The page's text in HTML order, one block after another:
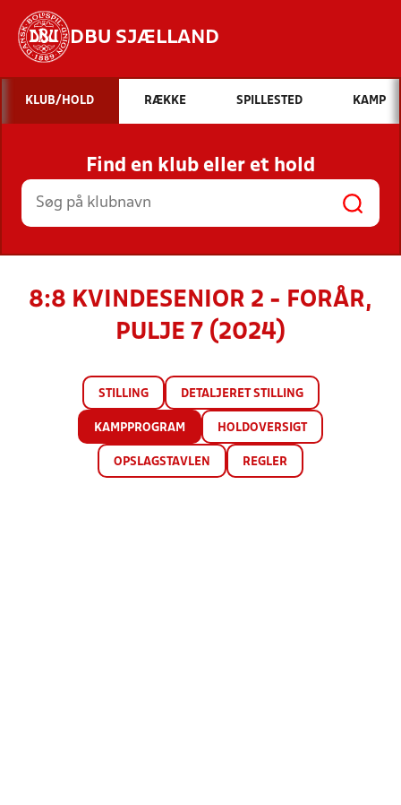
DBU SJÆLLAND
Hvad vil du søge efter?
INDHOLD OG NYHEDER
STILLINGER, RESULTATER, KLUBBER OG
HOLD
KLUB/HOLD RÆKKE SPILLESTED KAMP
Find en klub eller et hold
8:8 KVINDESENIOR 2 - FORÅR,
PULJE 7 (2024)
STILLING DETALJERET STILLING
KAMPPROGRAM HOLDOVERSIGT
OPSLAGSTAVLEN REGLER